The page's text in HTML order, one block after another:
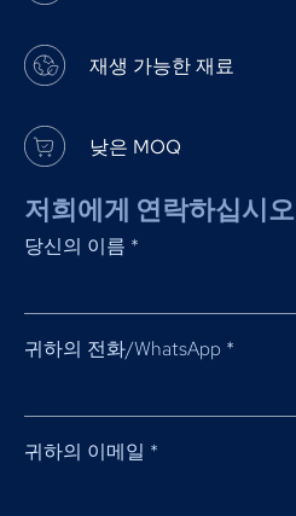
재생 가능한 재료
낮은 MOQ
저희에게 연락하십시오
당신의 이름 *
귀하의 전화/WhatsApp *
귀하의 이메일 *